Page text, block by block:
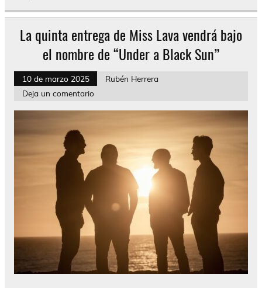
La quinta entrega de Miss Lava vendrá bajo
el nombre de “Under a Black Sun”
10 de marzo 2025
Rubén Herrera
Deja un comentario